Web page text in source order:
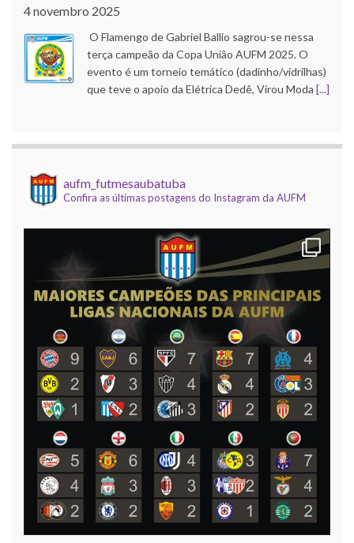
4 novembro 2025
O Flamengo de Gabriel Ballio sagrou-se nessa
terça campeão da Copa União AUFM 2025. O
evento é um torneio temático (dadinho/vidrilhas)
que teve o apoio da Elétrica Dedê, Virou Moda [...]
O Corinthians de Róbson Pinho faturou a edição
2025 da Copa do Brasil AUFM (dadinho/vidrilhas).
Dedê, Uba Inox e Virou Moda, e[...]
Mundial de Clubes AUFM 2025
9 dezembro 2025
Foi realizada na noite desta segunda, 8 de
dezembro, o encerramento da temporada
temática (dadinho/vidrilhas) da AUFM, com a
realização da 12ª edição do nosso Campeonato
Mundial de Clubes, com [...]
aufm_futmesaubatuba
Confira as últimas postagens do Instagram da AUFM